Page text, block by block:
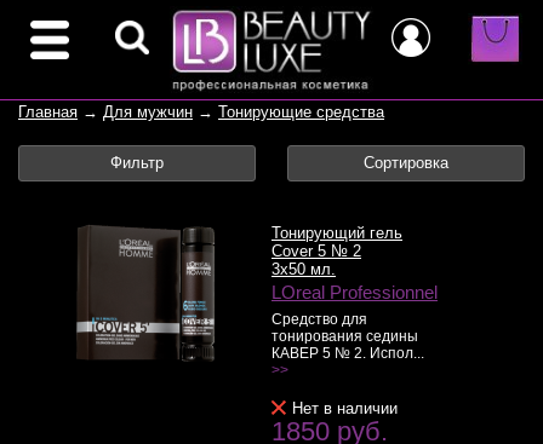
Главная → Для мужчин → Тонирующие средства
Фильтр Сортировка
Тонирующий гель
Cover 5 № 2
3x50 мл.
LOreal Professionnel
Средство для
тонирования седины
КАВЕР 5 № 2. Испол...
>>
Нет в наличии
1850 руб.